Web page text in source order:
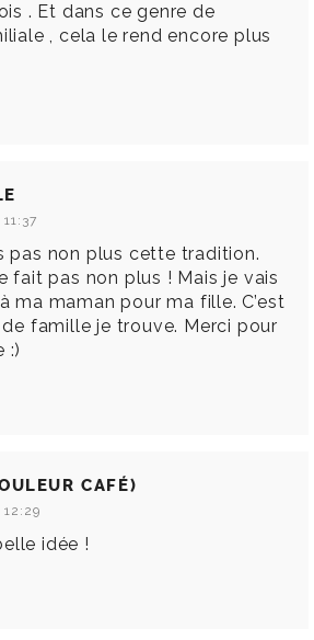
. Et dans ce genre de
, cela le rend encore plus
pas non plus cette tradition.
fait pas non plus ! Mais je vais
ma maman pour ma fille. C’est
famille je trouve. Merci pour
:)
CAFÉ)
idée !